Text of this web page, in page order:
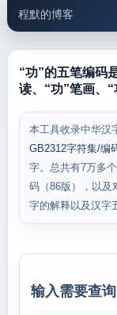
程默的博客
邮件工具
“功”的五笔编码
读、“功”笔画、
本工具收录中华汉
GB2312字符集/编
字。总共有7万多
码（86版），以及
字的解释以及汉字
输入需要查